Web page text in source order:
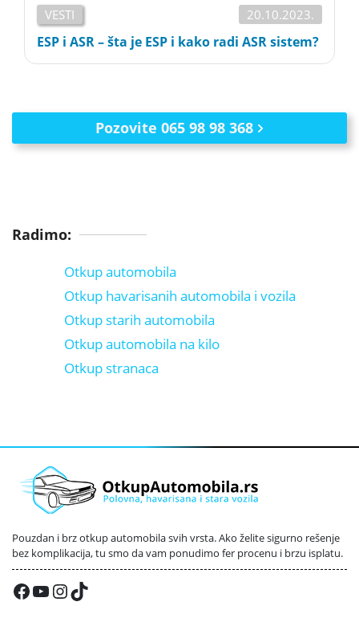
VESTI 20.10.2023.
ESP i ASR – šta je ESP i kako radi ASR sistem?
Pozovite 065 98 98 368
Radimo:
Otkup automobila
Otkup havarisanih automobila i vozila
Otkup starih automobila
Otkup automobila na kilo
Otkup stranaca
Pouzdan i brz otkup automobila svih vrsta. Ako želite sigurno rešenje
bez komplikacija, tu smo da vam ponudimo fer procenu i brzu isplatu.
Facebook
YouTube
Instagram
TikTok